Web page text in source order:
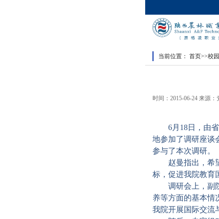
当前位置： 首页>>校
时间：2015-06-24 来源
6月 18日，由
地参加了调研座谈
参与了本次调研。
赵曼指出，希
标，促进我院教育
调研会上，副
养等方面的基本情
我院开展国际交流